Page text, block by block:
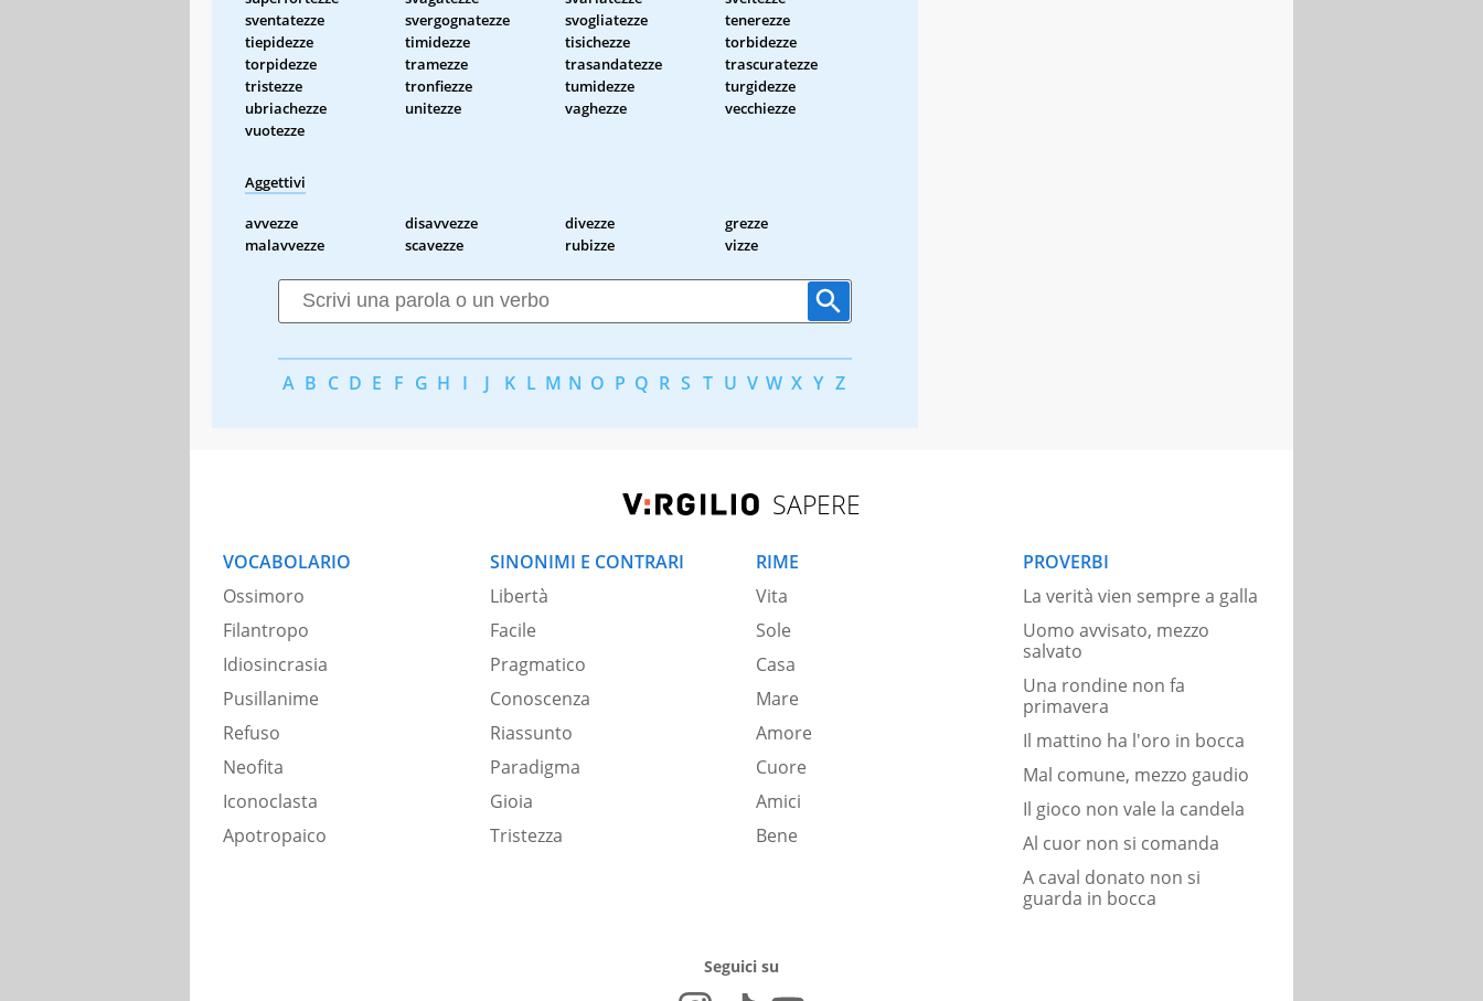
sventatezze
svergognatezze svogliatezze
tenerezze
tiepidezze
timidezze tisichezze
torbidezze
torpidezze
tramezze trasandatezze
trascuratezze
tristezze
tronfiezze tumidezze
turgidezze
ubriachezze
unitezze vaghezze
vecchiezze
vuotezze
Aggettivi
avvezze disavvezze divezze
grezze
malavvezze
scavezze rubizze vizze
A B C D E F G H I J K L M N O P Q R S T U V W X Y Z
SAPERE
VOCABOLARIO
Ossimoro
Filantropo
Idiosincrasia
Pusillanime
Refuso
Neofita
Iconoclasta
Apotropaico
SINONIMI E CONTRARI
Libertà
Facile
Pragmatico
Conoscenza
Riassunto
Paradigma
Gioia
Tristezza
RIME
Vita
Sole
Casa
Mare
Amore
Cuore
Amici
Bene
PROVERBI
La verità vien sempre a galla
Uomo avvisato, mezzo
salvato
Una rondine non fa
primavera
Il mattino ha l'oro in bocca
Mal comune, mezzo gaudio
Il gioco non vale la candela
Al cuor non si comanda
A caval donato non si
guarda in bocca
Seguici su